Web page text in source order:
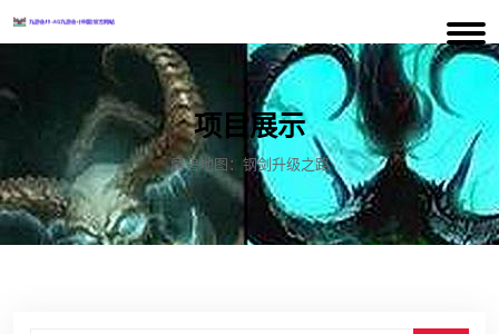
项目展示
魔兽地图：钢剑升级之路